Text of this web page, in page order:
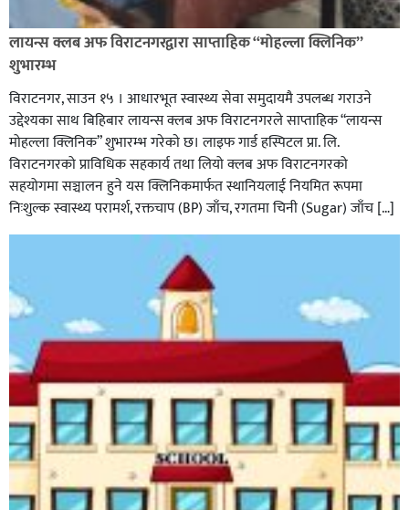
लायन्स क्लब अफ विराटनगरद्वारा साप्ताहिक “मोहल्ला क्लिनिक”
शुभारम्भ
विराटनगर, साउन १५ । आधारभूत स्वास्थ्य सेवा समुदायमै उपलब्ध गराउने
उद्देश्यका साथ बिहिबार लायन्स क्लब अफ विराटनगरले साप्ताहिक “लायन्स
मोहल्ला क्लिनिक” शुभारम्भ गरेकाे छ। लाइफ गार्ड हस्पिटल प्रा. लि.
विराटनगरको प्राविधिक सहकार्य तथा लियो क्लब अफ विराटनगरको
सहयोगमा सञ्चालन हुने यस क्लिनिकमार्फत स्थानियलाई नियमित रूपमा
निःशुल्क स्वास्थ्य परामर्श, रक्तचाप (BP) जाँच, रगतमा चिनी (Sugar) जाँच […]